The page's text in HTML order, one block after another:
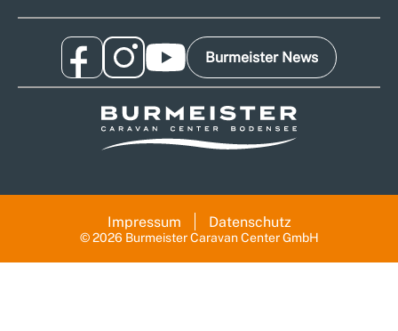
Burmeister News
© 2026 Burmeister Caravan Center GmbH
Impressum Datenschutz